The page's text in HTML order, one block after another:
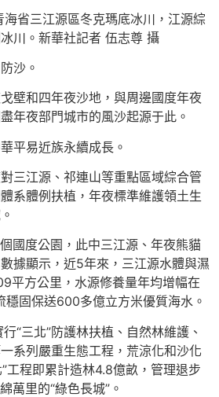
省三江源區冬克瑪底冰川，江源綜
川。新華社記者 伍志尊 攝
沙。
壁和四年夜沙地，與周邊國度年夜
年夜部門城市的風沙起源于此。
平易近族永續成長。
三江源、祁連山等重點區域綜合管
系體例扶植，年夜標準維護領土生
國度公園，此中三江源、年夜熊貓
據顯示，近5年來，三江源水體與濕
平方公里，水源修養量年均增幅在
穩固保送600多億立方米優質海水。
“三北”防護林扶植、自然林維護、
系列嚴重生態工程，荒涼化和沙化
工程即累計造林4.8億畝，管理退步
萬里的“綠色長城”。